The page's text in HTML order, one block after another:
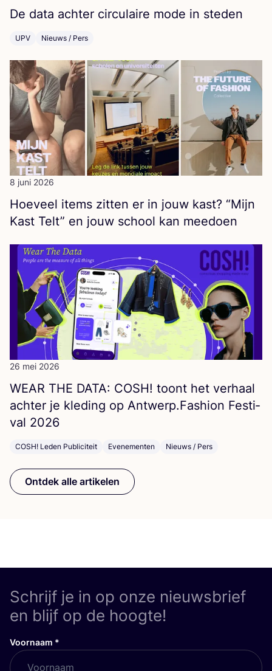
De data ach­ter cir­cu­lai­re mode in steden
UPV Nieuws / Pers
8 juni 2026
Hoe­veel items zit­ten er in jouw kast? “Mijn
Kast Telt” en jouw school kan meedoen
26 mei 2026
WEAR THE DATA: COSH! toont het ver­haal
ach­ter je kle­ding op Antwerp.Fashion Fes­ti­
val 2026
COSH! Leden Publiciteit Evenementen Nieuws / Pers
Ontdek alle artikelen
Schrijf je in op onze nieuwsbrief
en blijf op de hoogte!
Voornaam *